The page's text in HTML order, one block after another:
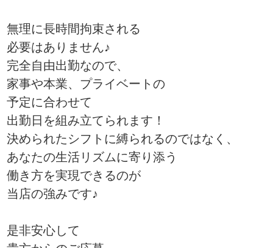
無理に長時間拘束される
必要はありません♪
完全自由出勤なので、
家事や本業、プライベートの
予定に合わせて
出勤日を組み立てられます！
決められたシフトに縛られるのではなく、
あなたの生活リズムに寄り添う
働き方を実現できるのが
当店の強みです♪
是非安心して